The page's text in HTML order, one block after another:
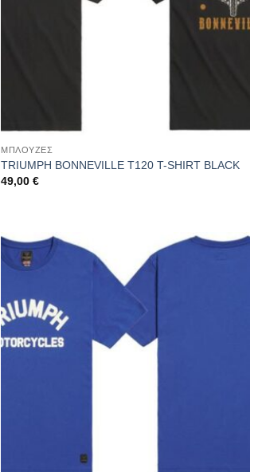
ΜΠΛΟΥΖΕΣ
TRIUMPH BONNEVILLE T120 T-SHIRT BLACK
49,00€